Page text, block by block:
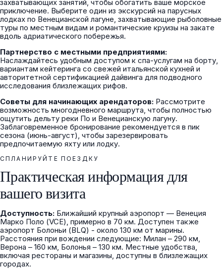
захватывающих занятий, чтобы обогатить ваше морское
приключение. Выберите один из экскурсий на парусных
лодках по Венецианской лагуне, захватывающие рыболовные
туры по местным видам и романтические круизы на закате
вдоль адриатического побережья.
Партнерство с местными предприятиями:
Наслаждайтесь удобным доступом к спа-услугам на борту,
вариантам кейтеринга со свежей итальянской кухней и
авторитетной сертификацией дайвинга для подводного
исследования близлежащих рифов.
Советы для начинающих арендаторов: Рассмотрите
возможность многодневного маршрута, чтобы полностью
ощутить дельту реки По и Венецианскую лагуну.
Заблаговременное бронирование рекомендуется в пик
сезона (июнь-август), чтобы зарезервировать
предпочитаемую яхту или лодку.
СПЛАНИРУЙТЕ ПОЕЗДКУ
Практическая информация для
вашего визита
Доступность: Ближайший крупный аэропорт — Венеция
Марко Поло (VCE), примерно в 70 км. Доступен также
аэропорт Болоньи (BLQ) - около 130 км от марины.
Расстояния при вождении следующие: Милан – 290 км,
Верона – 160 км, Болонья – 130 км. Местные удобства,
включая рестораны и магазины, доступны в близлежащих
городах.